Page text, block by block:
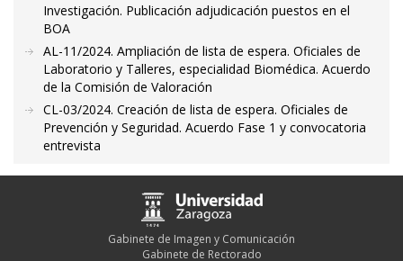
Investigación. Publicación adjudicación puestos en el
BOA
AL-11/2024. Ampliación de lista de espera. Oficiales de
Laboratorio y Talleres, especialidad Biomédica. Acuerdo
de la Comisión de Valoración
CL-03/2024. Creación de lista de espera. Oficiales de
Prevención y Seguridad. Acuerdo Fase 1 y convocatoria
entrevista
Gabinete de Imagen y Comunicación
Gabinete de Rectorado